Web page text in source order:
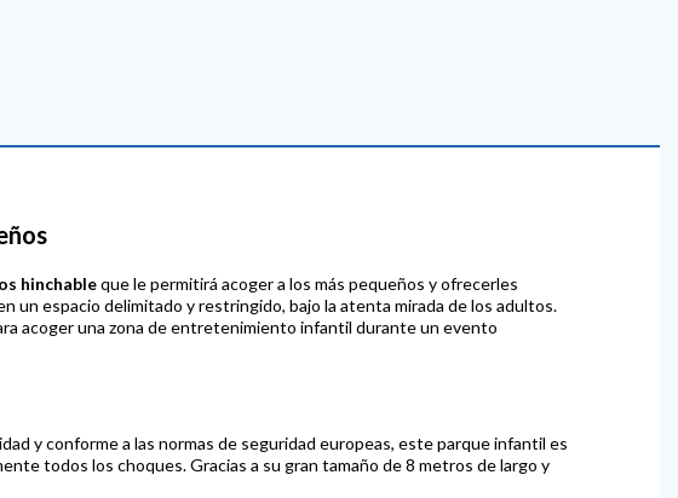
hinchableque le permitirá acoger a los más pequeños y ofrecerles
espacio delimitado y restringido, bajo la atenta mirada de los adultos.
acoger una zona de entretenimiento infantil durante un evento
y conforme a las normas de seguridad europeas, este parque infantil es
todos los choques. Gracias a su gran tamaño de 8 metros de largo y